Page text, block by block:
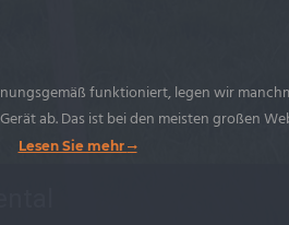
funktioniert, legen wir
ab. Das ist bei den meisten großen
Lesen Sie mehr